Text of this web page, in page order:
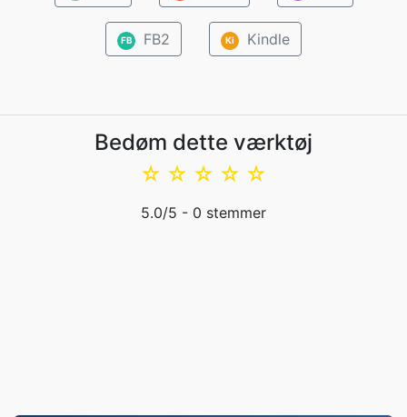
FB FB2 Ki Kindle
Bedøm dette værktøj
☆
☆
☆
☆
☆
5.0/5 - 0 stemmer